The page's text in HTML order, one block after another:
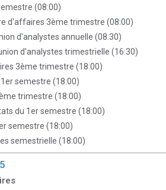
(08:00)
d'affaires 3ème trimestre (08:00)
d'analystes annuelle (08:30)
d'analystes trimestrielle (16:30)
3ème trimestre (18:00)
semestre (18:00)
trimestre (18:00)
du 1er semestre (18:00)
semestre (18:00)
semestrielle (18:00)